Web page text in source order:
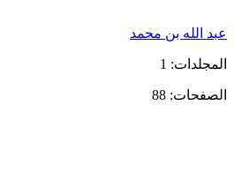
عبد الله بن محمد
المجلدات: 1
الصفحات: 88